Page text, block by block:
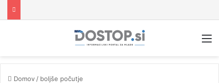
Domov / boljše počutje